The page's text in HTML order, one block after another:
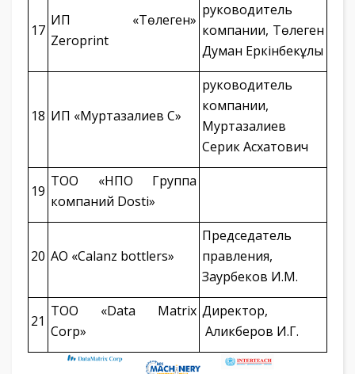
17
ИП «Төлеген»
Zeroprint
руководитель
компании, Төлеген
Думан Еркінбекұлы
18 ИП «Муртазалиев С»
руководитель
компании,
Муртазалиев
Серик Асхатович
19
ТОО «НПО Группа
компаний Dosti»
20 АО «Calanz bottlers»
Председатель
правления,
Заурбеков И.М.
21
ТОО «Data Matrix
Corp»
Директор,
Аликберов И.Г.